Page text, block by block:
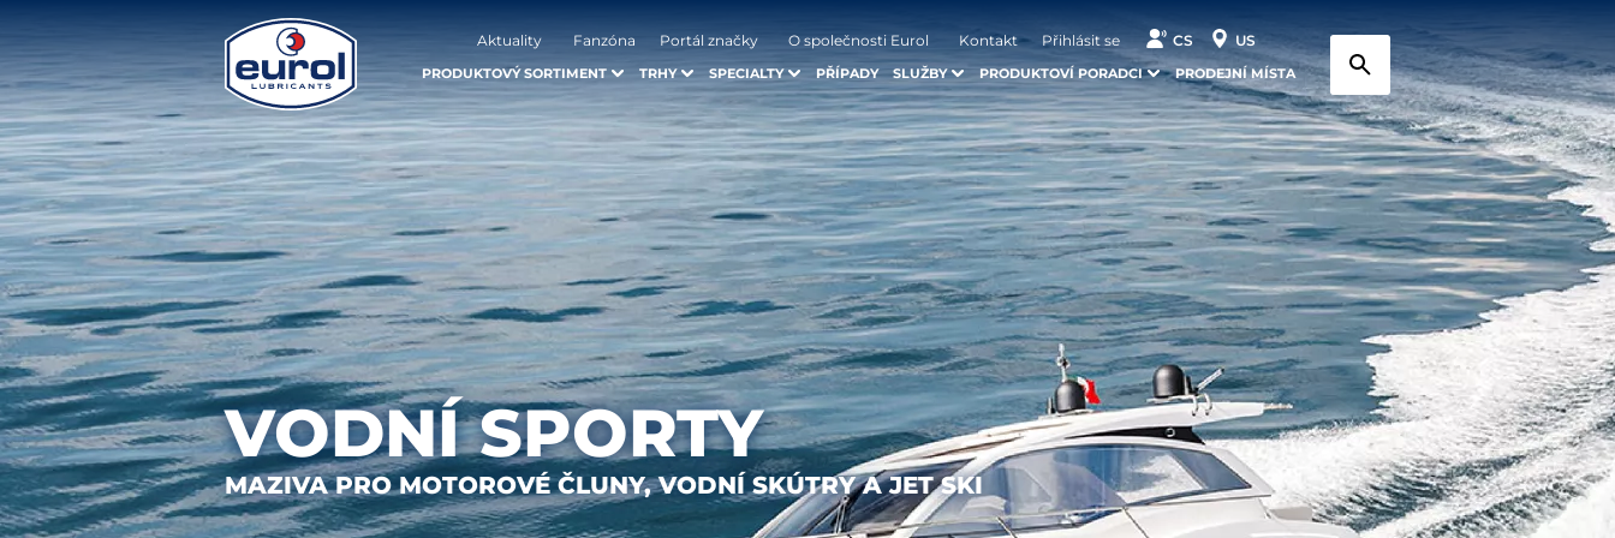
Aktuality Fanzóna Portál značky O společnosti Eurol Kontakt Přihlásit se CS US
PRODUKTOVÝ SORTIMENT TRHY SPECIALTY PŘÍPADY SLUŽBY PRODUKTOVÍ PORADCI PRODEJNÍ MÍSTA
VODNÍ SPORTY
MAZIVA PRO MOTOROVÉ ČLUNY, VODNÍ SKÚTRY A JET SKI